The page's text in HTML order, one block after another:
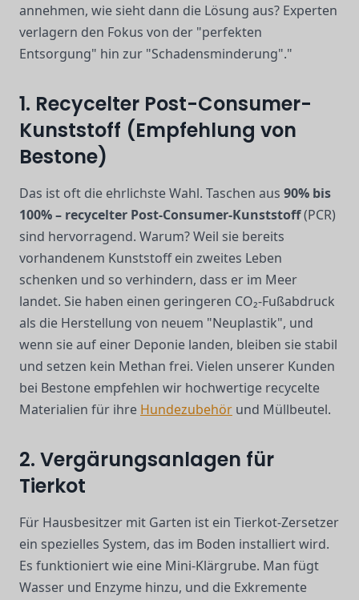
annehmen, wie sieht dann die Lösung aus? Experten
verlagern den Fokus von der "perfekten
Entsorgung" hin zur "Schadensminderung"."
1. Recycelter Post-Consumer-
Kunststoff (Empfehlung von
Bestone)
Das ist oft die ehrlichste Wahl. Taschen aus 90% bis
100% – recycelter Post-Consumer-Kunststoff(PCR)
sind hervorragend. Warum? Weil sie bereits
vorhandenem Kunststoff ein zweites Leben
schenken und so verhindern, dass er im Meer
landet. Sie haben einen geringeren CO₂-Fußabdruck
als die Herstellung von neuem "Neuplastik", und
wenn sie auf einer Deponie landen, bleiben sie stabil
und setzen kein Methan frei. Vielen unserer Kunden
bei Bestone empfehlen wir hochwertige recycelte
Materialien für ihre Hundezubehör und Müllbeutel.
2. Vergärungsanlagen für
Tierkot
Für Hausbesitzer mit Garten ist ein Tierkot-Zersetzer
ein spezielles System, das im Boden installiert wird.
Es funktioniert wie eine Mini-Klärgrube. Man fügt
Wasser und Enzyme hinzu, und die Exkremente